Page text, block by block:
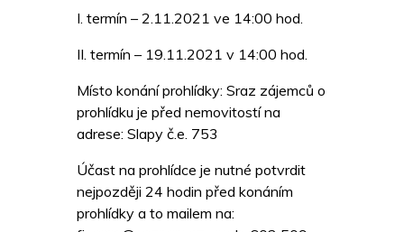
I. termín – 2.11.2021 ve 14:00 hod.
II. termín – 19.11.2021 v 14:00 hod.
Místo konání prohlídky: Sraz zájemců o
prohlídku je před nemovitostí na
adrese: Slapy č.e. 753
Účast na prohlídce je nutné potvrdit
nejpozději 24 hodin před konáním
prohlídky a to mailem na: